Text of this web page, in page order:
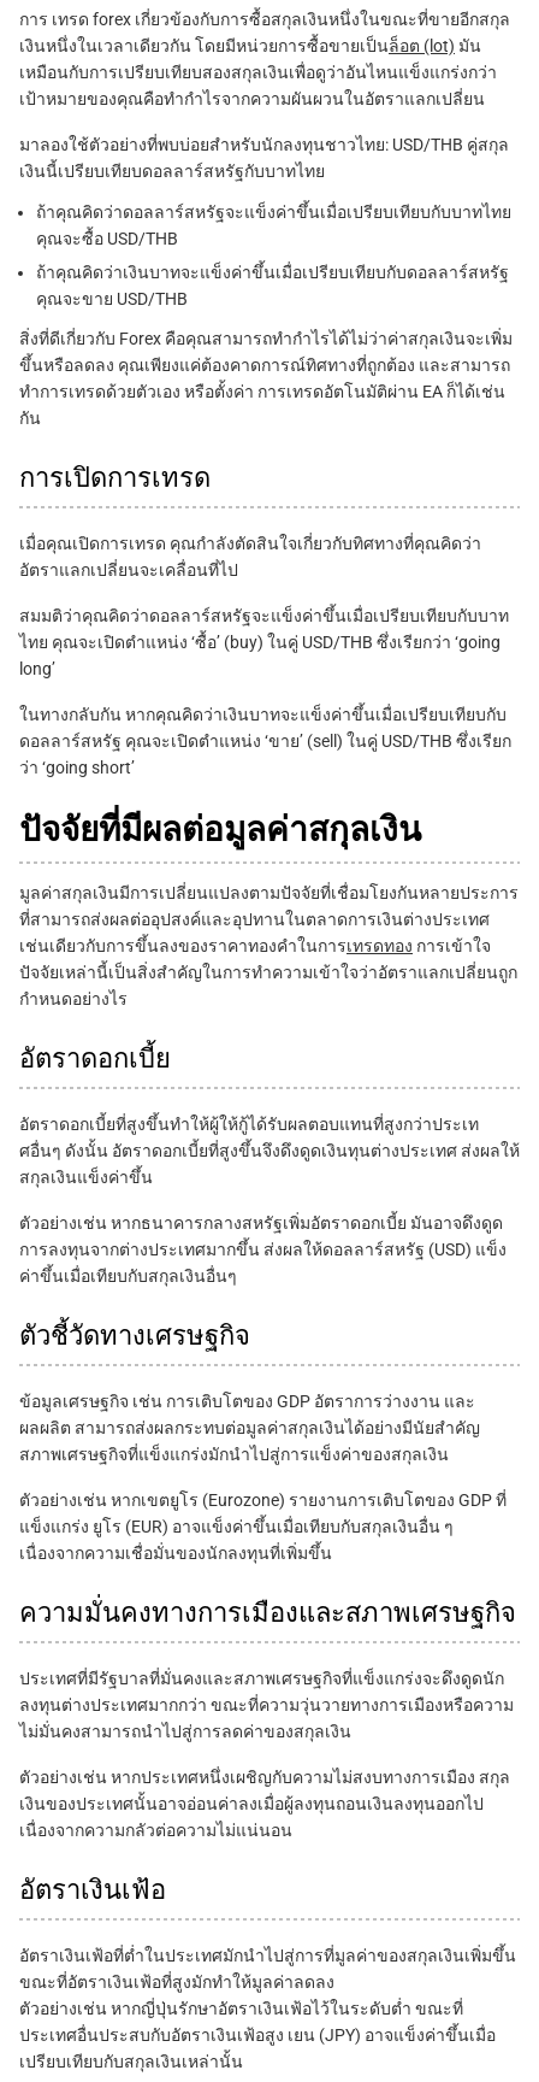
การ เทรด forex เกี่ยวข้องกับการซื้อสกุลเงินหนึ่งในขณะที่ขายอีกสกุล
เงินหนึ่งในเวลาเดียวกัน โดยมีหน่วยการซื้อขายเป็นล็อต (lot) มัน
เหมือนกับการเปรียบเทียบสองสกุลเงินเพื่อดูว่าอันไหนแข็งแกร่งกว่า
เป้าหมายของคุณคือทำกำไรจากความผันผวนในอัตราแลกเปลี่ยน
มาลองใช้ตัวอย่างที่พบบ่อยสำหรับนักลงทุนชาวไทย: USD/THB คู่สกุล
เงินนี้เปรียบเทียบดอลลาร์สหรัฐกับบาทไทย
ถ้าคุณคิดว่าดอลลาร์สหรัฐจะแข็งค่าขึ้นเมื่อเปรียบเทียบกับบาทไทย
คุณจะซื้อ USD/THB
ถ้าคุณคิดว่าเงินบาทจะแข็งค่าขึ้นเมื่อเปรียบเทียบกับดอลลาร์สหรัฐ
คุณจะขาย USD/THB
สิ่งที่ดีเกี่ยวกับ Forex คือคุณสามารถทำกำไรได้ไม่ว่าค่าสกุลเงินจะเพิ่ม
ขึ้นหรือลดลง คุณเพียงแค่ต้องคาดการณ์ทิศทางที่ถูกต้อง และสามารถ
ทำการเทรดด้วยตัวเอง หรือตั้งค่า การเทรดอัตโนมัติผ่าน EA ก็ได้เช่น
กัน
การเปิดการเทรด
เมื่อคุณเปิดการเทรด คุณกำลังตัดสินใจเกี่ยวกับทิศทางที่คุณคิดว่า
อัตราแลกเปลี่ยนจะเคลื่อนที่ไป
สมมติว่าคุณคิดว่าดอลลาร์สหรัฐจะแข็งค่าขึ้นเมื่อเปรียบเทียบกับบาท
ไทย คุณจะเปิดตำแหน่ง ‘ซื้อ’ (buy) ในคู่ USD/THB ซึ่งเรียกว่า ‘going
long’
ในทางกลับกัน หากคุณคิดว่าเงินบาทจะแข็งค่าขึ้นเมื่อเปรียบเทียบกับ
ดอลลาร์สหรัฐ คุณจะเปิดตำแหน่ง ‘ขาย’ (sell) ในคู่ USD/THB ซึ่งเรียก
ว่า ‘going short’
ปัจจัยที่มีผลต่อมูลค่าสกุลเงิน
มูลค่าสกุลเงินมีการเปลี่ยนแปลงตามปัจจัยที่เชื่อมโยงกันหลายประการ
ที่สามารถส่งผลต่ออุปสงค์และอุปทานในตลาดการเงินต่างประเทศ
เช่นเดียวกับการขึ้นลงของราคาทองคำในการเทรดทอง การเข้าใจ
ปัจจัยเหล่านี้เป็นสิ่งสำคัญในการทำความเข้าใจว่าอัตราแลกเปลี่ยนถูก
กำหนดอย่างไร
อัตราดอกเบี้ย
อัตราดอกเบี้ยที่สูงขึ้นทำให้ผู้ให้กู้ได้รับผลตอบแทนที่สูงกว่าประเท
ศอื่นๆ ดังนั้น อัตราดอกเบี้ยที่สูงขึ้นจึงดึงดูดเงินทุนต่างประเทศ ส่งผลให้
สกุลเงินแข็งค่าขึ้น
ตัวอย่างเช่น หากธนาคารกลางสหรัฐเพิ่มอัตราดอกเบี้ย มันอาจดึงดูด
การลงทุนจากต่างประเทศมากขึ้น ส่งผลให้ดอลลาร์สหรัฐ (USD) แข็ง
ค่าขึ้นเมื่อเทียบกับสกุลเงินอื่นๆ
ตัวชี้วัดทางเศรษฐกิจ
ข้อมูลเศรษฐกิจ เช่น การเติบโตของ GDP อัตราการว่างงาน และ
ผลผลิต สามารถส่งผลกระทบต่อมูลค่าสกุลเงินได้อย่างมีนัยสำคัญ
สภาพเศรษฐกิจที่แข็งแกร่งมักนำไปสู่การแข็งค่าของสกุลเงิน
ตัวอย่างเช่น หากเขตยูโร (Eurozone) รายงานการเติบโตของ GDP ที่
แข็งแกร่ง ยูโร (EUR) อาจแข็งค่าขึ้นเมื่อเทียบกับสกุลเงินอื่น ๆ
เนื่องจากความเชื่อมั่นของนักลงทุนที่เพิ่มขึ้น
ความมั่นคงทางการเมืองและสภาพเศรษฐกิจ
ประเทศที่มีรัฐบาลที่มั่นคงและสภาพเศรษฐกิจที่แข็งแกร่งจะดึงดูดนัก
ลงทุนต่างประเทศมากกว่า ขณะที่ความวุ่นวายทางการเมืองหรือความ
ไม่มั่นคงสามารถนำไปสู่การลดค่าของสกุลเงิน
ตัวอย่างเช่น หากประเทศหนึ่งเผชิญกับความไม่สงบทางการเมือง สกุล
เงินของประเทศนั้นอาจอ่อนค่าลงเมื่อผู้ลงทุนถอนเงินลงทุนออกไป
เนื่องจากความกลัวต่อความไม่แน่นอน
อัตราเงินเฟ้อ
อัตราเงินเฟ้อที่ต่ำในประเทศมักนำไปสู่การที่มูลค่าของสกุลเงินเพิ่มขึ้น
ขณะที่อัตราเงินเฟ้อที่สูงมักทำให้มูลค่าลดลง
ตัวอย่างเช่น หากญี่ปุ่นรักษาอัตราเงินเฟ้อไว้ในระดับต่ำ ขณะที่
ประเทศอื่นประสบกับอัตราเงินเฟ้อสูง เยน (JPY) อาจแข็งค่าขึ้นเมื่อ
เปรียบเทียบกับสกุลเงินเหล่านั้น